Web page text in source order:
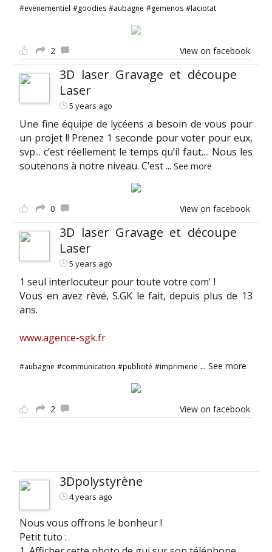
#evenementiel #goodies #aubagne #gemenos #laciotat
2 View on facebook
3D laser Gravage et découpe
Laser
5 years ago
Une fine équipe de lycéens a besoin de vous pour
un projet !! Prenez 1 seconde pour voter pour eux,
svp... c’est réellement le temps qu’il faut.... Nous les
soutenons à notre niveau. C’est...See more
0 View on facebook
3D laser Gravage et découpe
Laser
5 years ago
1 seul interlocuteur pour toute votre com' !
Vous en avez rêvé, S.GK le fait, depuis plus de 13
ans.
www.agence-sgk.fr
#aubagne #communication #publicité #imprimerie ...See more
2 View on facebook
3Dpolystyrène
4 years ago
Nous vous offrons le bonheur !
Petit tuto :